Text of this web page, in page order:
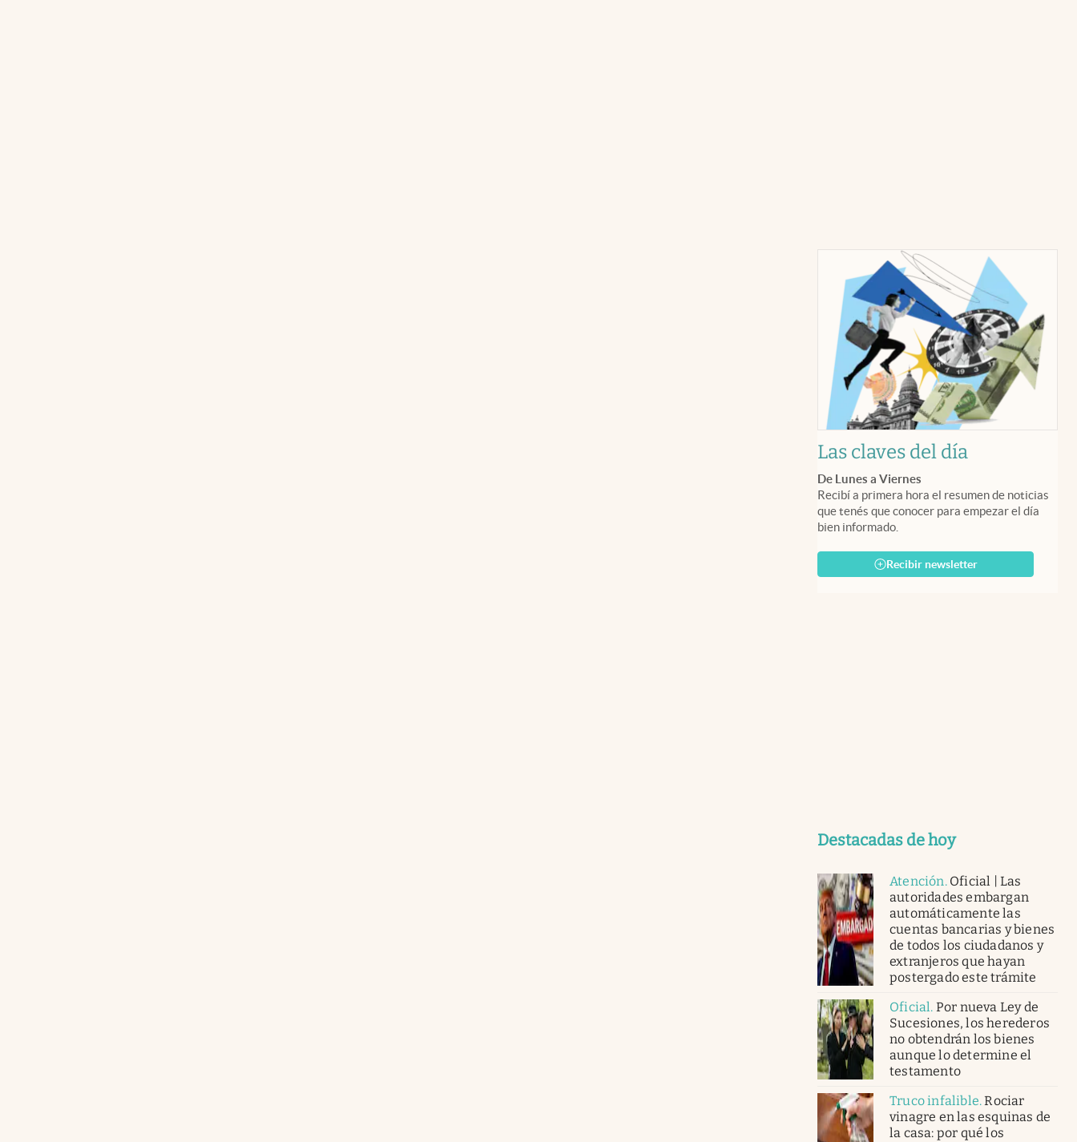
Las claves del día
De Lunes a Viernes
Recibí a primera hora el resumen de noticias
que tenés que conocer para empezar el día
bien informado.
Recibir newsletter
Destacadas de hoy
Atención. Oficial | Las
autoridades embargan
automáticamente las
cuentas bancarias y bienes
de todos los ciudadanos y
extranjeros que hayan
postergado este trámite
Oficial. Por nueva Ley de
Sucesiones, los herederos
no obtendrán los bienes
aunque lo determine el
testamento
Truco infalible.Rociar
vinagre en las esquinas de
la casa: por qué los